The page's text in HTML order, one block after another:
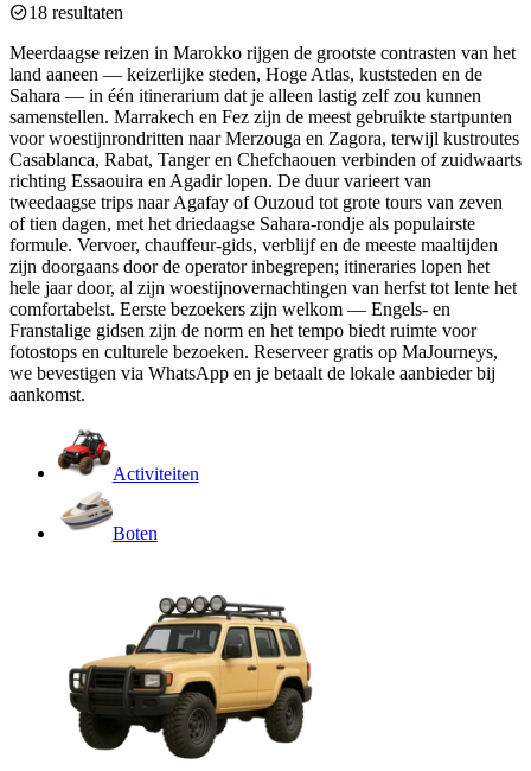
18 resultaten
Meerdaagse reizen in Marokko rijgen de grootste contrasten van het
land aaneen — keizerlijke steden, Hoge Atlas, kuststeden en de
Sahara — in één itinerarium dat je alleen lastig zelf zou kunnen
samenstellen. Marrakech en Fez zijn de meest gebruikte startpunten
voor woestijnrondritten naar Merzouga en Zagora, terwijl kustroutes
Casablanca, Rabat, Tanger en Chefchaouen verbinden of zuidwaarts
richting Essaouira en Agadir lopen. De duur varieert van
tweedaagse trips naar Agafay of Ouzoud tot grote tours van zeven
of tien dagen, met het driedaagse Sahara-rondje als populairste
formule. Vervoer, chauffeur-gids, verblijf en de meeste maaltijden
zijn doorgaans door de operator inbegrepen; itineraries lopen het
hele jaar door, al zijn woestijnovernachtingen van herfst tot lente het
comfortabelst. Eerste bezoekers zijn welkom — Engels- en
Franstalige gidsen zijn de norm en het tempo biedt ruimte voor
fotostops en culturele bezoeken. Reserveer gratis op MaJourneys,
we bevestigen via WhatsApp en je betaalt de lokale aanbieder bij
aankomst.
Activiteiten
Boten